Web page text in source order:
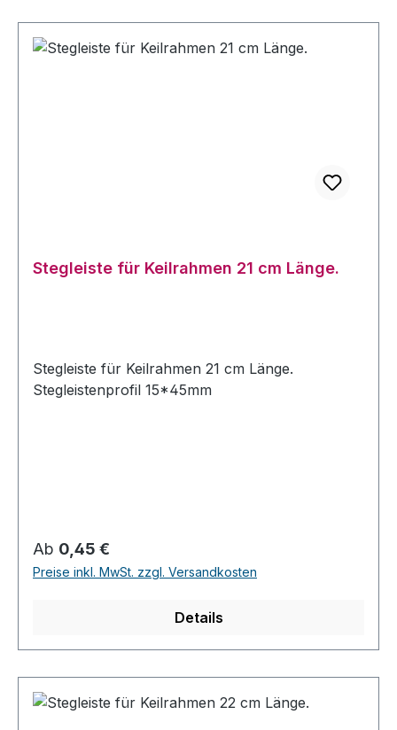
Stegleiste für Keilrahmen 21 cm Länge.
Stegleiste für Keilrahmen 21 cm Länge.
Stegleistenprofil 15*45mm
Regulärer Preis:
Ab 0,45 €
Preise inkl. MwSt. zzgl. Versandkosten
Details